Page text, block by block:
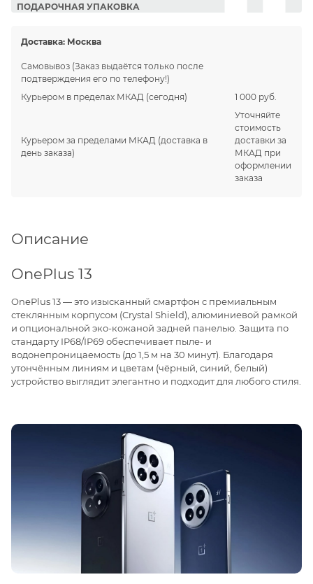
ПОДАРОЧНАЯ УПАКОВКА
Доставка: Москва
Самовывоз (Заказ выдаётся только после
подтверждения его по телефону!)
Курьером в пределах МКАД (сегодня) 1 000 руб.
Курьером за пределами МКАД (доставка в
день заказа)
Уточняйте
стоимость
доставки за
МКАД при
оформлении
заказа
Описание
OnePlus 13
OnePlus 13 — это изысканный смартфон с премиальным
стеклянным корпусом (Crystal Shield), алюминиевой рамкой
и опциональной эко-кожаной задней панелью. Защита по
стандарту IP68/IP69 обеспечивает пыле- и
водонепроницаемость (до 1,5 м на 30 минут). Благодаря
утончённым линиям и цветам (чёрный, синий, белый)
устройство выглядит элегантно и подходит для любого стиля.